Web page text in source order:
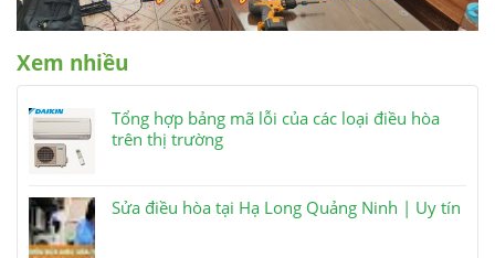
Xem nhiều
Tổng hợp bảng mã lỗi của các loại điều hòa
trên thị trường
Sửa điều hòa tại Hạ Long Quảng Ninh | Uy tín